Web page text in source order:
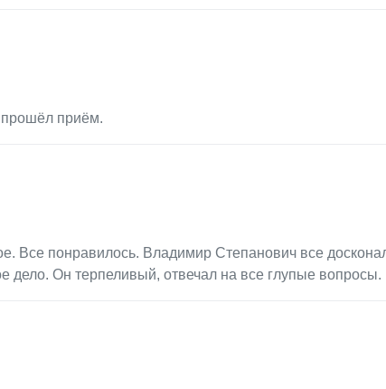
приём.
Все понравилось. Владимир Степанович все
дело. Он терпеливый, отвечал на все глупые вопросы.